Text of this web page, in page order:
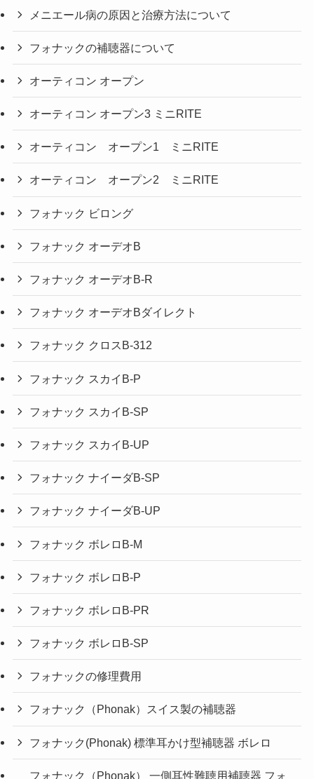
メニエール病の原因と治療方法について
フォナックの補聴器について
オーティコン オープン
オーティコン オープン3 ミニRITE
オーティコン オープン1 ミニRITE
オーティコン オープン2 ミニRITE
フォナック ビロング
フォナック オーデオB
フォナック オーデオB-R
フォナック オーデオBダイレクト
フォナック クロスB-312
フォナック スカイB-P
フォナック スカイB-SP
フォナック スカイB-UP
フォナック ナイーダB-SP
フォナック ナイーダB-UP
フォナック ボレロB-M
フォナック ボレロB-P
フォナック ボレロB-PR
フォナック ボレロB-SP
フォナックの修理費用
フォナック（Phonak）スイス製の補聴器
フォナック(Phonak) 標準耳かけ型補聴器 ボレロ
フォナック（Phonak） 一側耳性難聴用補聴器 フォ